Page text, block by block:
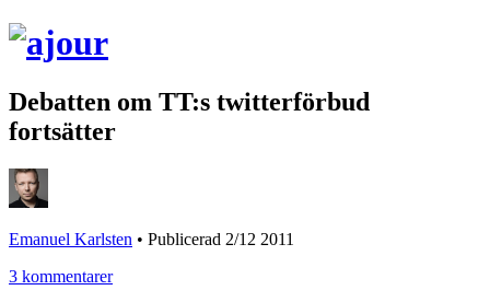
Debatten om TT:s twitterförbud
fortsätter
Emanuel Karlsten • Publicerad 2/12 2011
3 kommentarer